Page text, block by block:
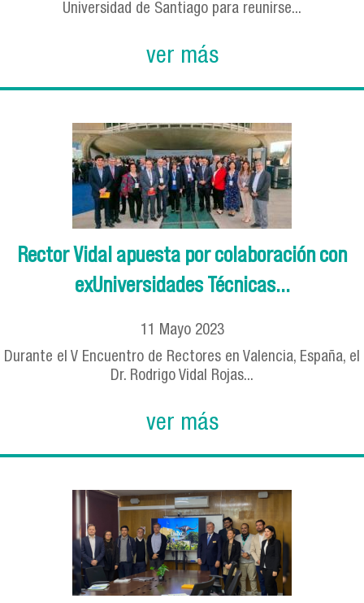
Universidad de Santiago para reunirse...
ver más
Rector Vidal apuesta por colaboración con
exUniversidades Técnicas...
11 Mayo 2023
Durante el V Encuentro de Rectores en Valencia, España, el
Dr. Rodrigo Vidal Rojas...
ver más